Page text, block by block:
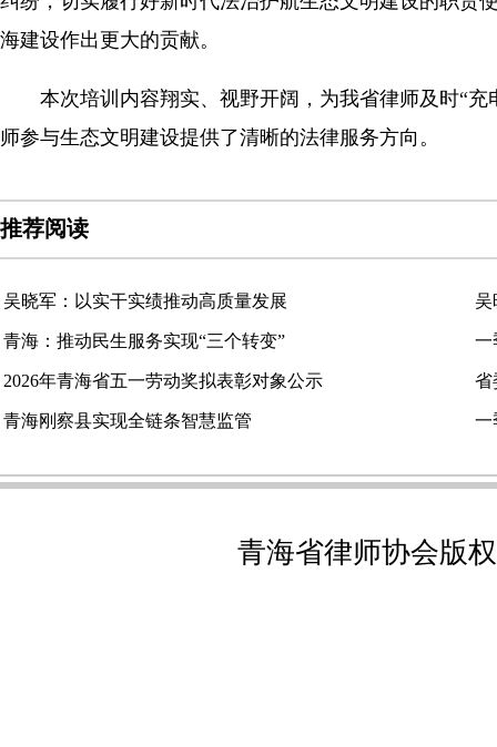
海建设作出更大的贡献。
本次培训内容翔实、视野开阔，为我省律师及时“充
师参与生态文明建设提供了清晰的法律服务方向。
推荐阅读
吴晓军：以实干实绩推动高质量发展 吴
青海：推动民生服务实现“三个转变” 一
2026年青海省五一劳动奖拟表彰对象公示 省
青海刚察县实现全链条智慧监管 一
青海省律师协会版